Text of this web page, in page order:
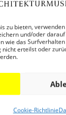
zu bieten,
und/oder
wie das
nicht erteilst oder
Cookie-Richtlinie